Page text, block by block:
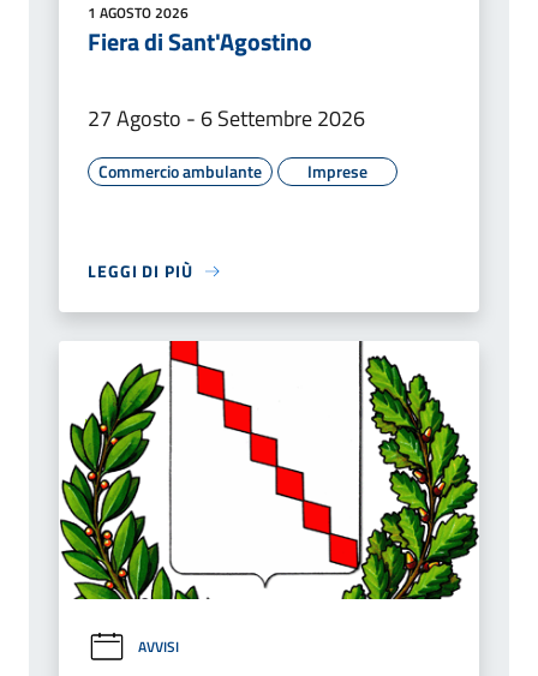
1 AGOSTO 2026
Fiera di Sant'Agostino
27 Agosto - 6 Settembre 2026
Commercio ambulante Imprese
LEGGI DI PIÙ
AVVISI